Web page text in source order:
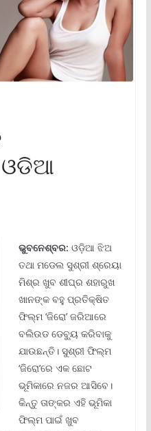
ଓଡିଆ
ଭୁବନେଶ୍ବର: ଓଡ଼ିଆ ଝିଅ
ତଥା ମଡେଲ ସୁଶ୍ରୀ ଶ୍ରେୟା
ମିଶ୍ର ଖୁବ ଶୀଘ୍ର ଶହାରୁଖ
ଖାନଙ୍କ ବହୁ ପ୍ରତିକ୍ଷିତ
ଫିଲ୍ମ ‘ଜିରୋ’ ଜରିଆରେ
ବଲିଉଡ ଡେବ୍ୟୁ କରିବାକୁ
ଯାଉଛନ୍ତି। ସୁଶ୍ରୀ ଫିଲ୍ମ
‘ଜିରୋ’ରେ ଏକ ଛୋଟ
ଭୂମିକାରେ ନଜର ଆସିବେ।
କିନ୍ତୁ ତାଙ୍କର ଏହି ଭୂମିକା
ଫିଲ୍ମ ପାଇଁ ଖୁବ